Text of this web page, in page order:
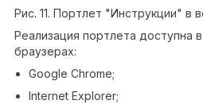
Рис. 11. Портлет "Инструкции" в
Реализация портлета доступна
браузерах:
Google Chrome;
Internet Explorer;